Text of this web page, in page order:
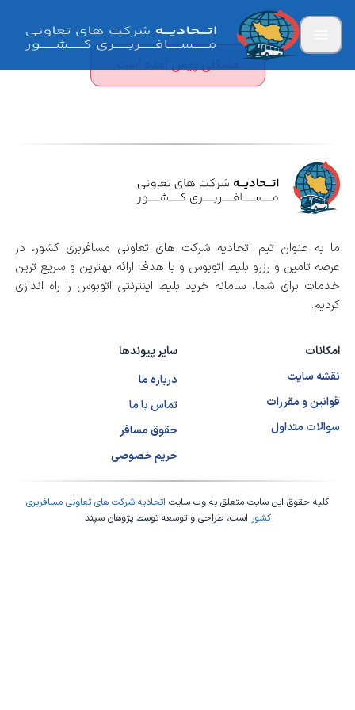
مشکلی پیش آمده است
ما به عنوان تیم اتحادیه شرکت های تعاونی مسافربری کشور، در
عرصه تامین و رزرو بلیط اتوبوس و با هدف ارائه بهترین و سریع ترین
خدمات برای شما، سامانه خرید بلیط اینترنتی اتوبوس را راه اندازی
کردیم.
امکانات
نقشه سایت
قوانین و مقررات
سوالات متداول
سایر پیوندها
درباره ما
تماس با ما
حقوق مسافر
حریم خصوصی
کلیه حقوق این سایت متعلق به وب سایت اتحادیه شرکت های تعاونی مسافربری
کشور است، طراحی و توسعه توسطپژوهان سپند